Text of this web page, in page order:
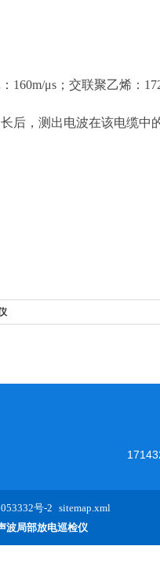
μs；交联聚乙烯：
后，测出电波在该电缆中
号-2 sitemap.xml
波局部放电巡检仪